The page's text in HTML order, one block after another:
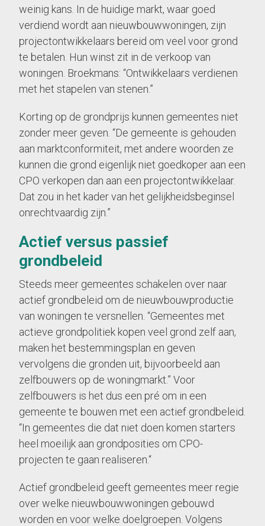
weinig kans. In de huidige markt, waar goed
verdiend wordt aan nieuwbouwwoningen, zijn
projectontwikkelaars bereid om veel voor grond
te betalen. Hun winst zit in de verkoop van
woningen. Broekmans: “Ontwikkelaars verdienen
met het stapelen van stenen.”
Korting op de grondprijs kunnen gemeentes niet
zonder meer geven. “De gemeente is gehouden
aan marktconformiteit, met andere woorden ze
kunnen die grond eigenlijk niet goedkoper aan een
CPO verkopen dan aan een projectontwikkelaar.
Dat zou in het kader van het gelijkheidsbeginsel
onrechtvaardig zijn.”
Actief versus passief
grondbeleid
Steeds meer gemeentes schakelen over naar
actief grondbeleid om de nieuwbouwproductie
van woningen te versnellen. “Gemeentes met
actieve grondpolitiek kopen veel grond zelf aan,
maken het bestemmingsplan en geven
vervolgens die gronden uit, bijvoorbeeld aan
zelfbouwers op de woningmarkt.” Voor
zelfbouwers is het dus een pré om in een
gemeente te bouwen met een actief grondbeleid.
“In gemeentes die dat niet doen komen starters
heel moeilijk aan grondposities om CPO-
projecten te gaan realiseren.“
Actief grondbeleid geeft gemeentes meer regie
over welke nieuwbouwwoningen gebouwd
worden en voor welke doelgroepen. Volgens